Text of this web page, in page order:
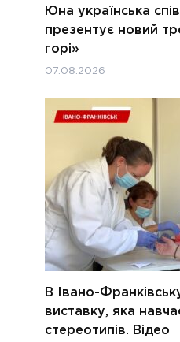
Юна українська
презентує новий
горі»
07.08.2026
В Івано-
виставку, яка
стереотипів. Відео